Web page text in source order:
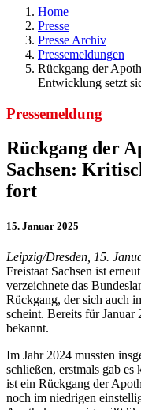
Home
Presse
Presse Archiv
Pressemeldungen
Rückgang der
Entwicklung setzt
Pressemeldung
Rückgang der
Sachsen:
fort
15. Januar 2025
Leipzig/Dresden, 15.
Freistaat Sachsen ist
verzeichnete das
Rückgang, der sich auch
scheint. Bereits für
bekannt.
Im Jahr 2024 mussten
schließen, erstmals gab
ist ein Rückgang der
noch im niedrigen